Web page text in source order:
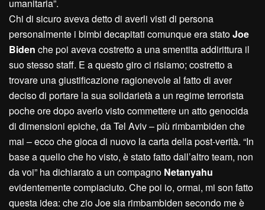
umanitaria”.
Chi di sicuro aveva detto di averli visti di persona
personalmente i bimbi decapitati comunque era statoJoe
Biden che poi aveva costretto a una smentita addirittura il
suo stesso staff. E a questo giro ci risiamo; costretto a
trovare una giustificazione ragionevole al fatto di aver
deciso di portare la sua solidarietà a un regime terrorista
poche ore dopo averlo visto commettere un atto genocida
di dimensioni epiche, da Tel Aviv – più rimbambiden che
mai – ecco che gioca di nuovo la carta della post-verità. “In
base a quello che ho visto, è stato fatto dall’altro team, non
da voi” ha dichiarato a un compagno Netanyahu
evidentemente compiaciuto. Che poi io, ormai, mi son fatto
questa idea: che zio Joe sia rimbambiden secondo me è